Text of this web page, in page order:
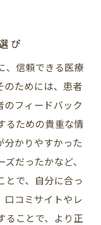
び
、信頼できる医療
のためには、患者
のフィードバック
るための貴重な情
分かりやすかった
だったかなど、
とで、自分に合っ
口コミサイトやレ
ることで、より正